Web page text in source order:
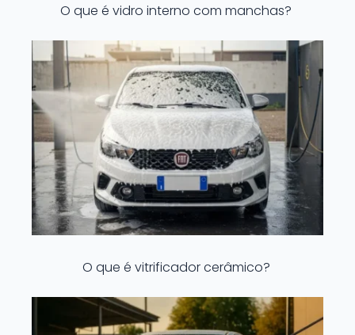
O que é vidro interno com manchas?
O que é vitrificador cerâmico?